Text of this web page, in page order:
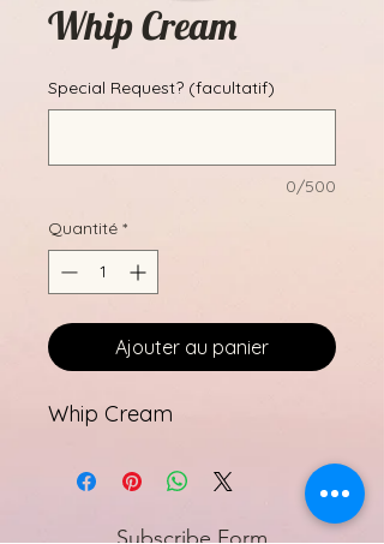
Whip Cream
Special Request? (facultatif)
0/500
Quantité *
Ajouter au panier
Whip Cream
Subscribe Form